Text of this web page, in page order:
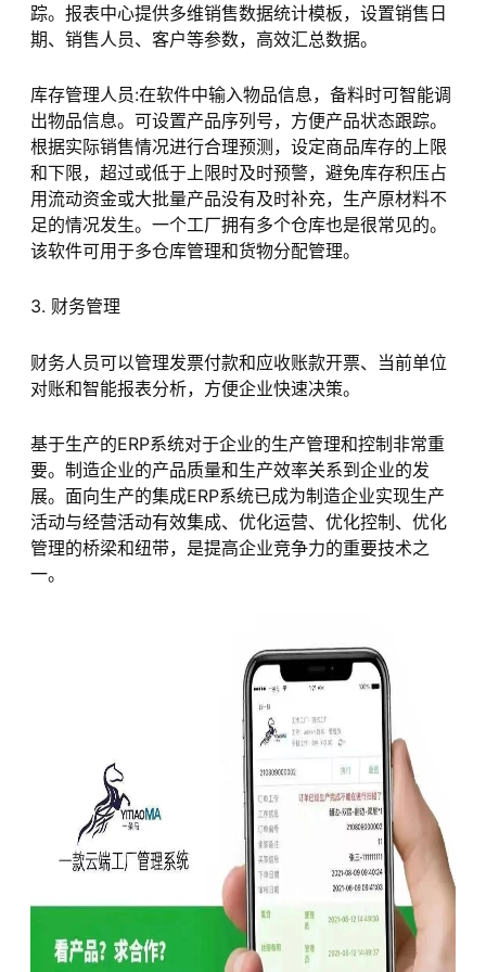
踪。报表中心提供多维销售数据统计模板，设置销售日
期、销售人员、客户等参数，高效汇总数据。
库存管理人员:在软件中输入物品信息，备料时可智能调
出物品信息。可设置产品序列号，方便产品状态跟踪。
根据实际销售情况进行合理预测，设定商品库存的上限
和下限，超过或低于上限时及时预警，避免库存积压占
用流动资金或大批量产品没有及时补充，生产原材料不
足的情况发生。一个工厂拥有多个仓库也是很常见的。
该软件可用于多仓库管理和货物分配管理。
3. 财务管理
财务人员可以管理发票付款和应收账款开票、当前单位
对账和智能报表分析，方便企业快速决策。
基于生产的ERP系统对于企业的生产管理和控制非常重
要。制造企业的产品质量和生产效率关系到企业的发
展。面向生产的集成ERP系统已成为制造企业实现生产
活动与经营活动有效集成、优化运营、优化控制、优化
管理的桥梁和纽带，是提高企业竞争力的重要技术之
一。